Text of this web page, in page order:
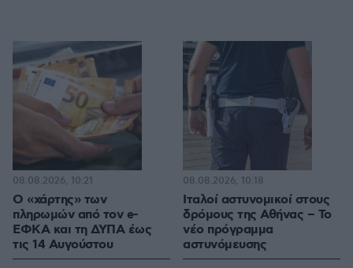
Ο «χάρτης» των
πληρωμών από τον e-
ΕΦΚΑ και τη ΔΥΠΑ έως
τις 14 Αυγούστου
08.08.2026, 10:21
Ιταλοί αστυνομικοί στους
δρόμους της Αθήνας – Το
νέο πρόγραμμα
αστυνόμευσης
08.08.2026, 10:18